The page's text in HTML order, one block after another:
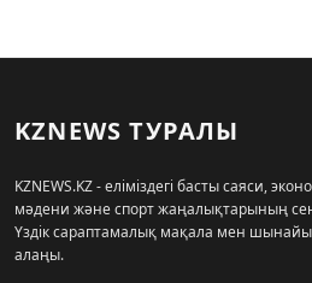
KZNEWS ТУРАЛЫ
KZNEWS.KZ - еліміздегі басты саяси,
мәдени және спорт жаңалықтарының
Үздік сараптамалық мақала мен
алаңы.